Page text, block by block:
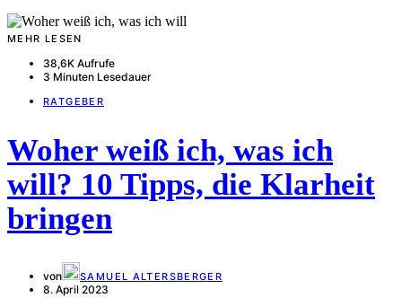
MEHR LESEN
38,6K Aufrufe
3 Minuten Lesedauer
RATGEBER
Woher weiß ich, was ich
will? 10 Tipps, die Klarheit
bringen
von SAMUEL ALTERSBERGER
8. April 2023